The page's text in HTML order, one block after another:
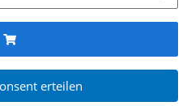
erteilen